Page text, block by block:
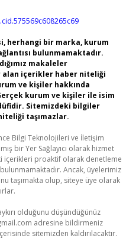
herhangi bir marka, kurum
bulunmamaktadır.
makaleler
alan içerikler haber niteliği
ve kişiler hakkında
kurum ve kişiler ile isim
Sitemizdeki bilgiler
taşımazlar.
Bilgi Teknolojileri ve İletişim
bir Yer Sağlayıcı olarak hizmet
içerikleri proaktif olarak denetleme
Ancak, üyelerimiz
taşımakta olup, siteye üye olarak
olduğunu düşündüğünüz
adresine bildirmeniz
sitemizden kaldırılacaktır.